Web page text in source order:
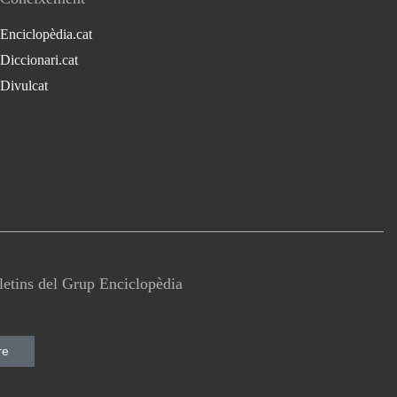
Enciclopèdia.cat
Diccionari.cat
Divulcat
del Grup Enciclopèdia